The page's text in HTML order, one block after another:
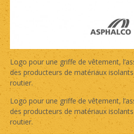
Logo pour une griffe de vêtement,
des producteurs de matériaux
routier.
Logo pour une griffe de vêtement,
des producteurs de matériaux
routier.